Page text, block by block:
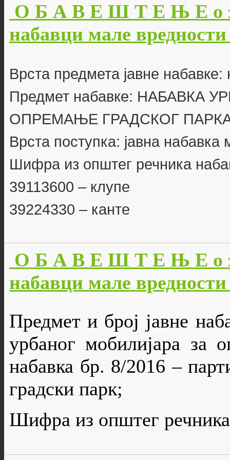
О Б А В Е Ш Т Е Њ Е о
набавци мале
Врста предмета јавне
Предмет набавке: НАБАВКА
ОПРЕМАЊЕ ГРАДСКОГ
Врста поступка: јавна набавка
Шифра из општег речника
39113600 – клупе
39224330 – канте
О Б А В Е Ш Т Е Њ Е о
набавци мале
Предмет и број јавне
урбаног мобилијара за
набавка бр. 8/2016 –
градски парк;
Шифра из општег